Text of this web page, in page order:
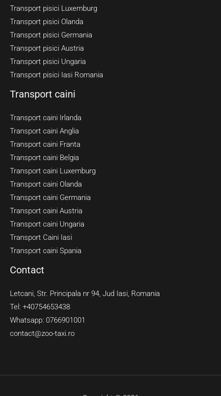
Transport pisici Luxemburg
Transport pisici Olanda
Transport pisici Germania
Transport pisici Austria
Transport pisici Ungaria
Transport pisici Iasi Romania
Transport caini
Transport caini Irlanda
Transport caini Anglia
Transport caini Franta
Transport caini Belgia
Transport caini Luxemburg
Transport caini Olanda
Transport caini Germania
Transport caini Austria
Transport caini Ungaria
Transport Caini Iasi
Transport caini Spania
Contact
Letcani, Str. Principala nr 94, Jud Iasi, Romania
Tel: +40754653438
Whatsapp: 0766901001
contact@zoo-taxi.ro